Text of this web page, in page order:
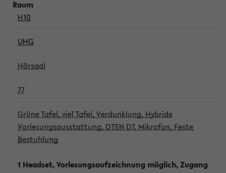
H10
UHG
Hörsaal
77
Grüne Tafel, viel Tafel, Verdunklung, Hybride
Vorlesungsausstattung, DTEN D7, Mikrofon, Feste
Bestuhlung
1 Headset, Vorlesungsaufzeichnung möglich, Zugang